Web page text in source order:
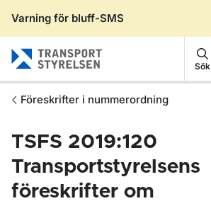
Varning för bluff-SMS
Sök
Föreskrifter i nummerordning
TSFS 2019:120
Transportstyrelsens
föreskrifter om